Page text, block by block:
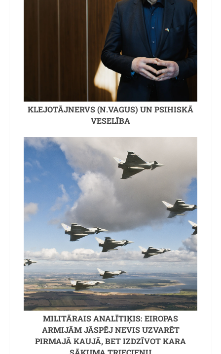
KLEJOTĀJNERVS (N.VAGUS) UN PSIHISKĀ
VESELĪBA
MILITĀRAIS ANALĪTIĶIS: EIROPAS
ARMIJĀM JĀSPĒJ NEVIS UZVARĒT
PIRMAJĀ KAUJĀ, BET IZDZĪVOT KARA